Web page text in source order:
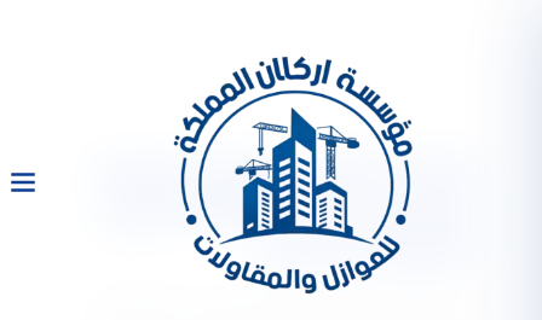
شركة كشف تسربات المياه
بالرياض 0533334179 أفضل
العمال العمالة